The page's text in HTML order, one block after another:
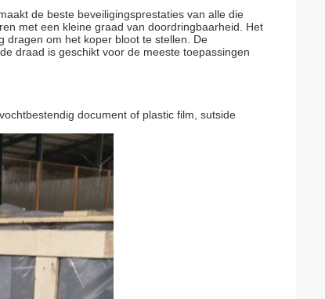
de beste beveiligingsprestaties van alle die
met een kleine graad van doordringbaarheid. Het
dragen om het koper bloot te stellen. De
draad is geschikt voor de meeste toepassingen
document of plastic film, sutside